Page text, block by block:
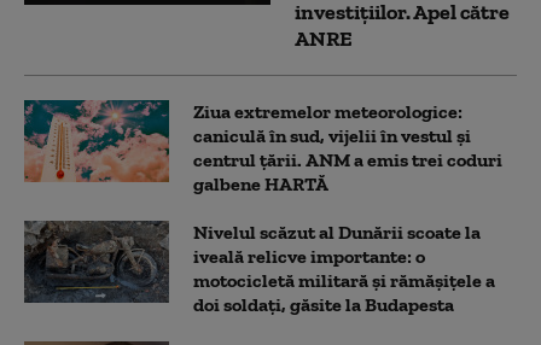
investițiilor. Apel către
ANRE
Ziua extremelor meteorologice:
caniculă în sud, vijelii în vestul și
centrul țării. ANM a emis trei coduri
galbene HARTĂ
Nivelul scăzut al Dunării scoate la
iveală relicve importante: o
motocicletă militară și rămășițele a
doi soldați, găsite la Budapesta